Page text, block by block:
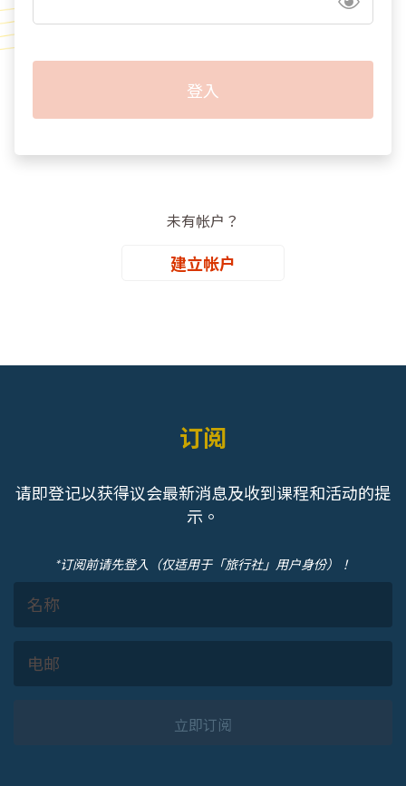
未有帐户？
建立帐户
订阅
请即登记以获得议会最新消息及收到课程和活动的提
示。
*订阅前请先登入（仅适用于「旅行社」用户身份）！
立即订阅